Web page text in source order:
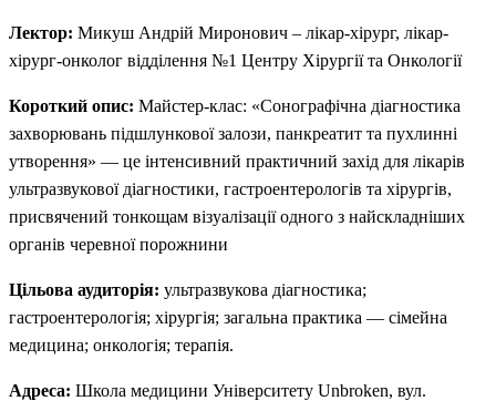
Лектор: Микуш Андрій Миронович – лікар-хірург, лікар-
хірург-онколог відділення №1 Центру Хірургії та Онкології
Короткий опис: Майстер-клас: «Сонографічна діагностика
захворювань підшлункової залози, панкреатит та пухлинні
утворення» — це інтенсивний практичний захід для лікарів
ультразвукової діагностики, гастроентерологів та хірургів,
присвячений тонкощам візуалізації одного з найскладніших
органів черевної порожнини
Цільова аудиторія: ультразвукова діагностика;
гастроентерологія; хірургія; загальна практика — сімейна
медицина; онкологія; терапія.
Адреса: Школа медицини Університету Unbroken, вул.